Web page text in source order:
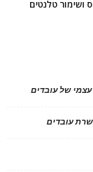
עובדים